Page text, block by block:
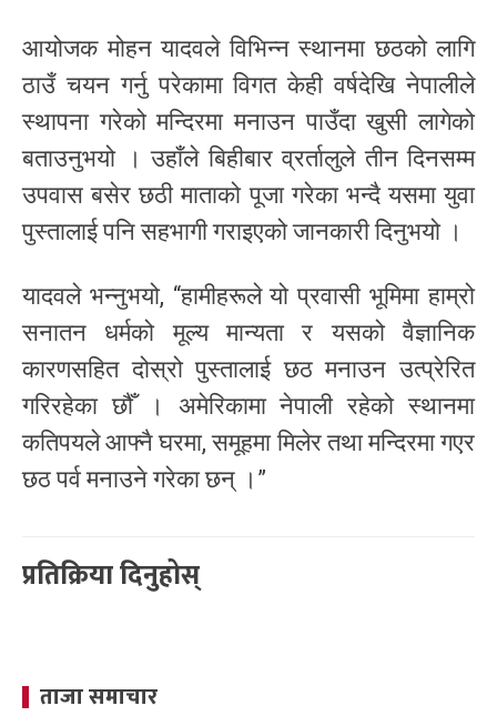
आयोजक मोहन यादवले विभिन्न स्थानमा छठको लागि
ठाउँ चयन गर्नु परेकामा विगत केही वर्षदेखि नेपालीले
स्थापना गरेको मन्दिरमा मनाउन पाउँदा खुसी लागेको
बताउनुभयो । उहाँले बिहीबार व्रर्तालुले तीन दिनसम्म
उपवास बसेर छठी माताको पूजा गरेका भन्दै यसमा युवा
पुस्तालाई पनि सहभागी गराइएको जानकारी दिनुभयो ।
यादवले भन्नुभयो, “हामीहरूले यो प्रवासी भूमिमा हाम्रो
सनातन धर्मको मूल्य मान्यता र यसको वैज्ञानिक
कारणसहित दोस्रो पुस्तालाई छठ मनाउन उत्प्रेरित
गरिरहेका छौँ । अमेरिकामा नेपाली रहेको स्थानमा
कतिपयले आफ्नै घरमा, समूहमा मिलेर तथा मन्दिरमा गएर
छठ पर्व मनाउने गरेका छन् ।”
प्रतिक्रिया दिनुहोस्
ताजा समाचार